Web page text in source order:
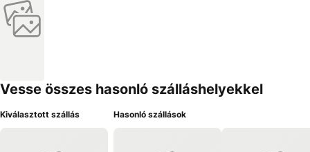
Vesse összes hasonló szálláshelyekkel
Kiválasztott szállás Hasonló szállások